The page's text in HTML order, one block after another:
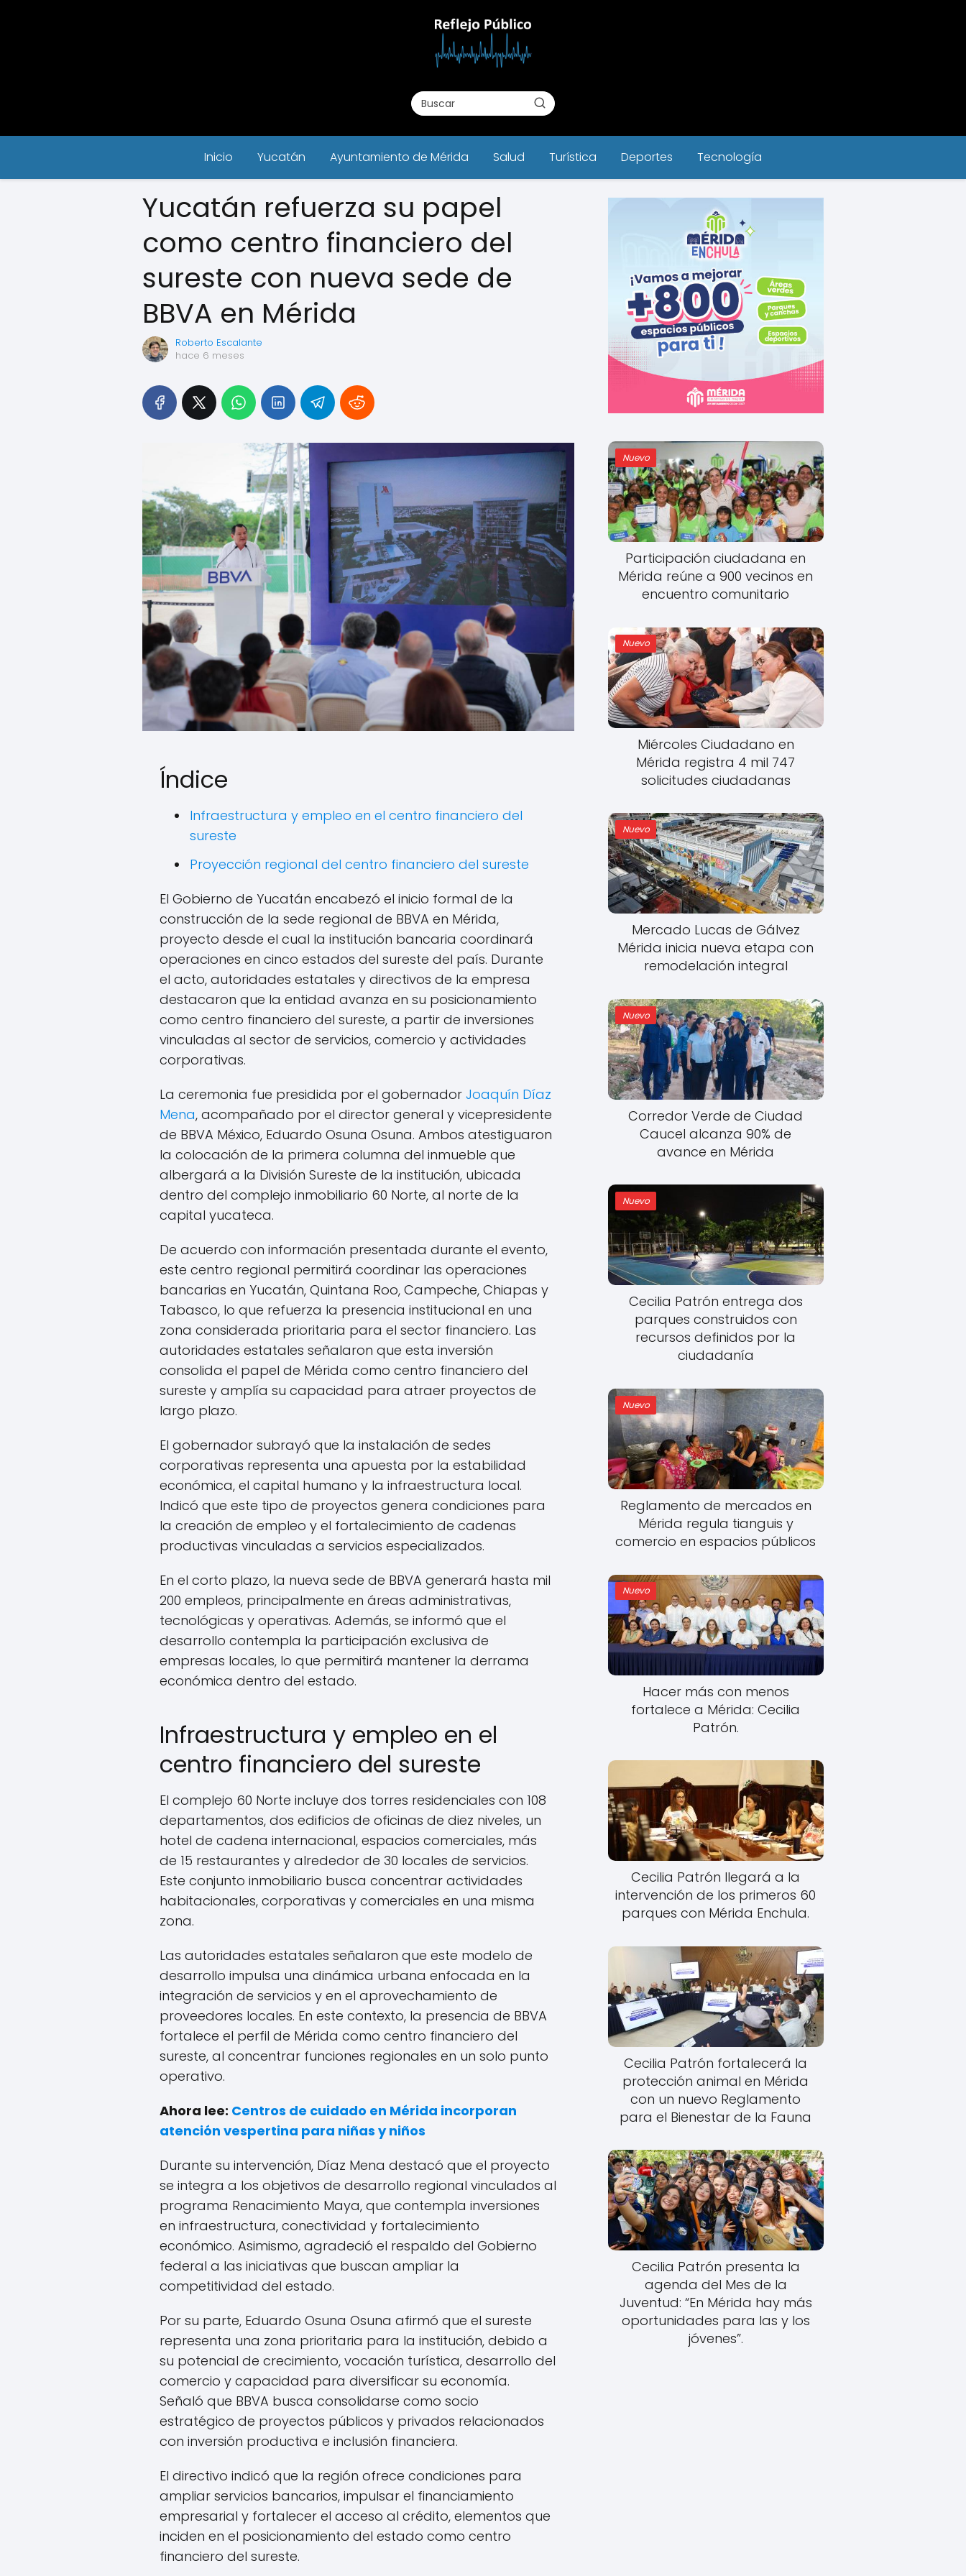
Inicio Yucatán Ayuntamiento de Mérida Salud Turística Deportes Tecnología
Yucatán refuerza su papel
como centro financiero del
sureste con nueva sede de
BBVA en Mérida
Roberto Escalante
hace 6 meses
Índice
Infraestructura y empleo en el centro financiero del
sureste
Proyección regional del centro financiero del sureste
El Gobierno de Yucatán encabezó el inicio formal de la
construcción de la sede regional de BBVA en Mérida,
proyecto desde el cual la institución bancaria coordinará
operaciones en cinco estados del sureste del país. Durante
el acto, autoridades estatales y directivos de la empresa
destacaron que la entidad avanza en su posicionamiento
como centro financiero del sureste, a partir de inversiones
vinculadas al sector de servicios, comercio y actividades
corporativas.
La ceremonia fue presidida por el gobernador Joaquín Díaz
Mena, acompañado por el director general y vicepresidente
de BBVA México, Eduardo Osuna Osuna. Ambos atestiguaron
la colocación de la primera columna del inmueble que
albergará a la División Sureste de la institución, ubicada
dentro del complejo inmobiliario 60 Norte, al norte de la
capital yucateca.
De acuerdo con información presentada durante el evento,
este centro regional permitirá coordinar las operaciones
bancarias en Yucatán, Quintana Roo, Campeche, Chiapas y
Tabasco, lo que refuerza la presencia institucional en una
zona considerada prioritaria para el sector financiero. Las
autoridades estatales señalaron que esta inversión
consolida el papel de Mérida como centro financiero del
sureste y amplía su capacidad para atraer proyectos de
largo plazo.
El gobernador subrayó que la instalación de sedes
corporativas representa una apuesta por la estabilidad
económica, el capital humano y la infraestructura local.
Indicó que este tipo de proyectos genera condiciones para
la creación de empleo y el fortalecimiento de cadenas
productivas vinculadas a servicios especializados.
En el corto plazo, la nueva sede de BBVA generará hasta mil
200 empleos, principalmente en áreas administrativas,
tecnológicas y operativas. Además, se informó que el
desarrollo contempla la participación exclusiva de
empresas locales, lo que permitirá mantener la derrama
económica dentro del estado.
Infraestructura y empleo en el
centro financiero del sureste
El complejo 60 Norte incluye dos torres residenciales con 108
departamentos, dos edificios de oficinas de diez niveles, un
hotel de cadena internacional, espacios comerciales, más
de 15 restaurantes y alrededor de 30 locales de servicios.
Este conjunto inmobiliario busca concentrar actividades
habitacionales, corporativas y comerciales en una misma
zona.
Las autoridades estatales señalaron que este modelo de
desarrollo impulsa una dinámica urbana enfocada en la
integración de servicios y en el aprovechamiento de
proveedores locales. En este contexto, la presencia de BBVA
fortalece el perfil de Mérida como centro financiero del
sureste, al concentrar funciones regionales en un solo punto
operativo.
Ahora lee: Centros de cuidado en Mérida incorporan
atención vespertina para niñas y niños
Durante su intervención, Díaz Mena destacó que el proyecto
se integra a los objetivos de desarrollo regional vinculados al
programa Renacimiento Maya, que contempla inversiones
en infraestructura, conectividad y fortalecimiento
económico. Asimismo, agradeció el respaldo del Gobierno
federal a las iniciativas que buscan ampliar la
competitividad del estado.
Por su parte, Eduardo Osuna Osuna afirmó que el sureste
representa una zona prioritaria para la institución, debido a
su potencial de crecimiento, vocación turística, desarrollo del
comercio y capacidad para diversificar su economía.
Señaló que BBVA busca consolidarse como socio
estratégico de proyectos públicos y privados relacionados
con inversión productiva e inclusión financiera.
El directivo indicó que la región ofrece condiciones para
ampliar servicios bancarios, impulsar el financiamiento
empresarial y fortalecer el acceso al crédito, elementos que
inciden en el posicionamiento del estado como centro
financiero del sureste.
Nuevo
Participación ciudadana en
Mérida reúne a 900 vecinos en
encuentro comunitario
Nuevo
Miércoles Ciudadano en
Mérida registra 4 mil 747
solicitudes ciudadanas
Nuevo
Mercado Lucas de Gálvez
Mérida inicia nueva etapa con
remodelación integral
Nuevo
Corredor Verde de Ciudad
Caucel alcanza 90% de
avance en Mérida
Nuevo
Cecilia Patrón entrega dos
parques construidos con
recursos definidos por la
ciudadanía
Nuevo
Reglamento de mercados en
Mérida regula tianguis y
comercio en espacios públicos
Nuevo
Hacer más con menos
fortalece a Mérida: Cecilia
Patrón.
Cecilia Patrón llegará a la
intervención de los primeros 60
parques con Mérida Enchula.
Cecilia Patrón fortalecerá la
protección animal en Mérida
con un nuevo Reglamento
para el Bienestar de la Fauna
Cecilia Patrón presenta la
agenda del Mes de la
Juventud: “En Mérida hay más
oportunidades para las y los
jóvenes”.